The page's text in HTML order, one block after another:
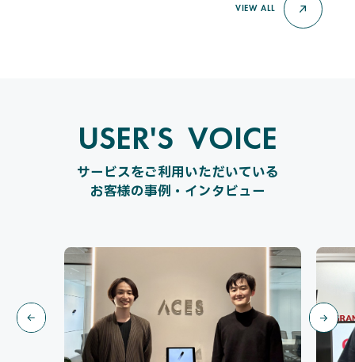
VIEW ALL
USER'S VOICE
USER'S VOICE
サービスをご利用いただいている
お客様の事例・インタビュー